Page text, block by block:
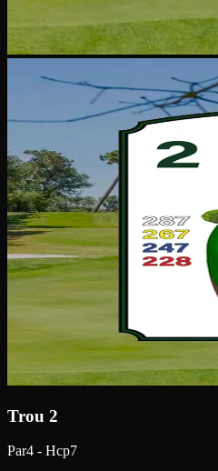
Trou 2
Par4 - Hcp7